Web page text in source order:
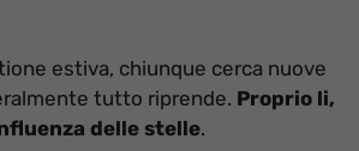
estiva, chiunque cerca nuove
tutto riprende. Proprio li,
delle stelle.